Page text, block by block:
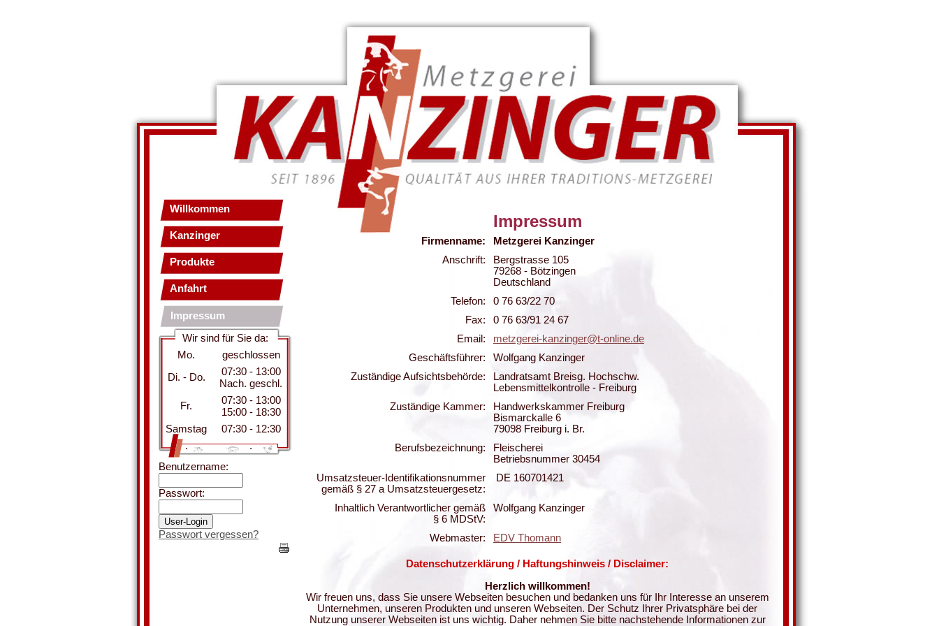
Willkommen
Kanzinger
Produkte
Anfahrt
Impressum
Wir sind für Sie da:
Mo.
geschlossen
Di. - Do.
07:30 - 13:00
Nach. geschl.
Fr.
07:30 - 13:00
15:00 - 18:30
Samstag
07:30 - 12:30
.
.
Benutzername:
Passwort:
Passwort vergessen?
Impressum
Firmenname:
Metzgerei Kanzinger
Anschrift:
Bergstrasse 105
79268 - Bötzingen
Deutschland
Telefon:
0 76 63/22 70
Fax:
0 76 63/91 24 67
Email:
metzgerei-kanzinger@t-online.de
Geschäftsführer:
Wolfgang Kanzinger
Zuständige Aufsichtsbehörde:
Landratsamt Breisg. Hochschw.
Lebensmittelkontrolle - Freiburg
Zuständige Kammer:
Handwerkskammer Freiburg
Bismarckalle 6
79098 Freiburg i. Br.
Berufsbezeichnung:
Fleischerei
Betriebsnummer 30454
Umsatzsteuer-Identifikationsnummer
gemäß § 27 a Umsatzsteuergesetz:
DE 160701421
Inhaltlich Verantwortlicher gemäß
§ 6 MDStV:
Wolfgang Kanzinger
Webmaster: EDV Thomann
Datenschutzerklärung / Haftungshinweis / Disclaimer:
Herzlich willkommen!
Wir freuen uns, dass Sie unsere Webseiten besuchen und bedanken uns für Ihr Interesse an unserem
Unternehmen, unseren Produkten und unseren Webseiten. Der Schutz Ihrer Privatsphäre bei der
Nutzung unserer Webseiten ist uns wichtig. Daher nehmen Sie bitte nachstehende Informationen zur